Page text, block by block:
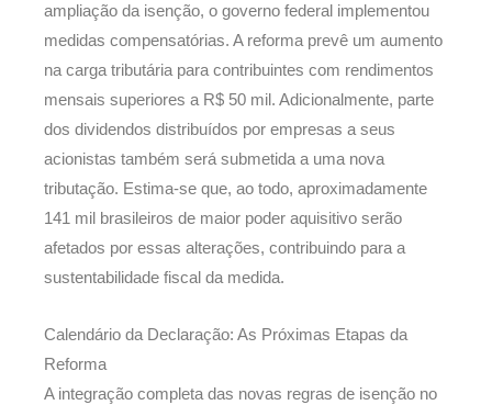
ampliação da isenção, o governo federal implementou
medidas compensatórias. A reforma prevê um aumento
na carga tributária para contribuintes com rendimentos
mensais superiores a R$ 50 mil. Adicionalmente, parte
dos dividendos distribuídos por empresas a seus
acionistas também será submetida a uma nova
tributação. Estima-se que, ao todo, aproximadamente
141 mil brasileiros de maior poder aquisitivo serão
afetados por essas alterações, contribuindo para a
sustentabilidade fiscal da medida.
Calendário da Declaração: As Próximas Etapas da
Reforma
A integração completa das novas regras de isenção no